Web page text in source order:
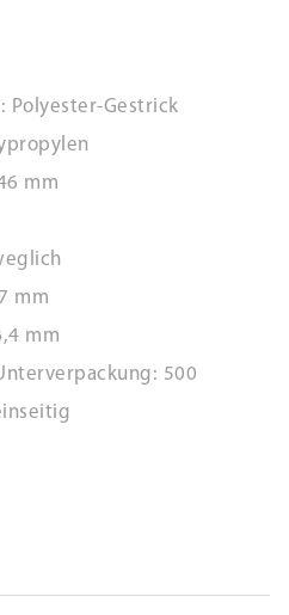
Polyester-Gestrick
mm
mm
mm
500